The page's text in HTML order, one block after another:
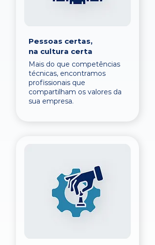
Pessoas certas,
na cultura certa
Mais do que competências
técnicas, encontramos
profissionais que
compartilham os valores da
sua empresa.